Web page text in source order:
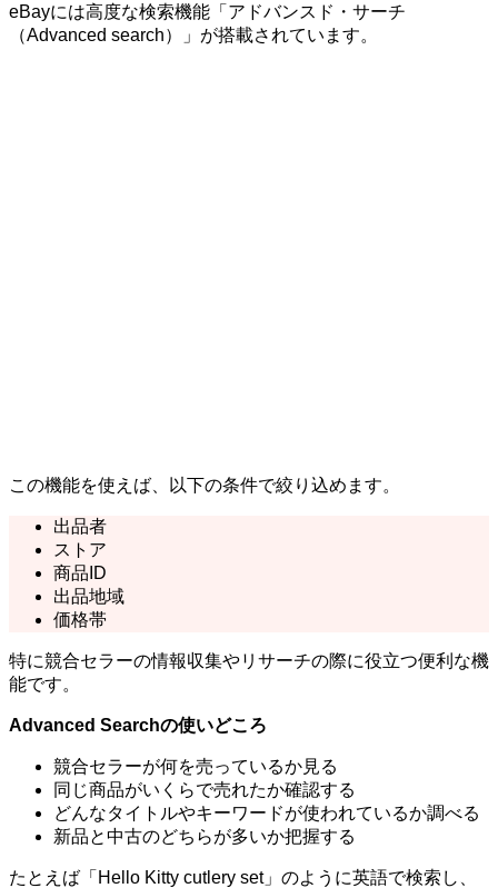
eBayには高度な検索機能「アドバンスド・サーチ
（Advanced search）」が搭載されています。
この機能を使えば、以下の条件で絞り込めます。
出品者
ストア
商品ID
出品地域
価格帯
特に競合セラーの情報収集やリサーチの際に役立つ便利な機
能です。
Advanced Searchの使いどころ
競合セラーが何を売っているか見る
同じ商品がいくらで売れたか確認する
どんなタイトルやキーワードが使われているか調べる
新品と中古のどちらが多いか把握する
たとえば「Hello Kitty cutlery set」のように英語で検索し、